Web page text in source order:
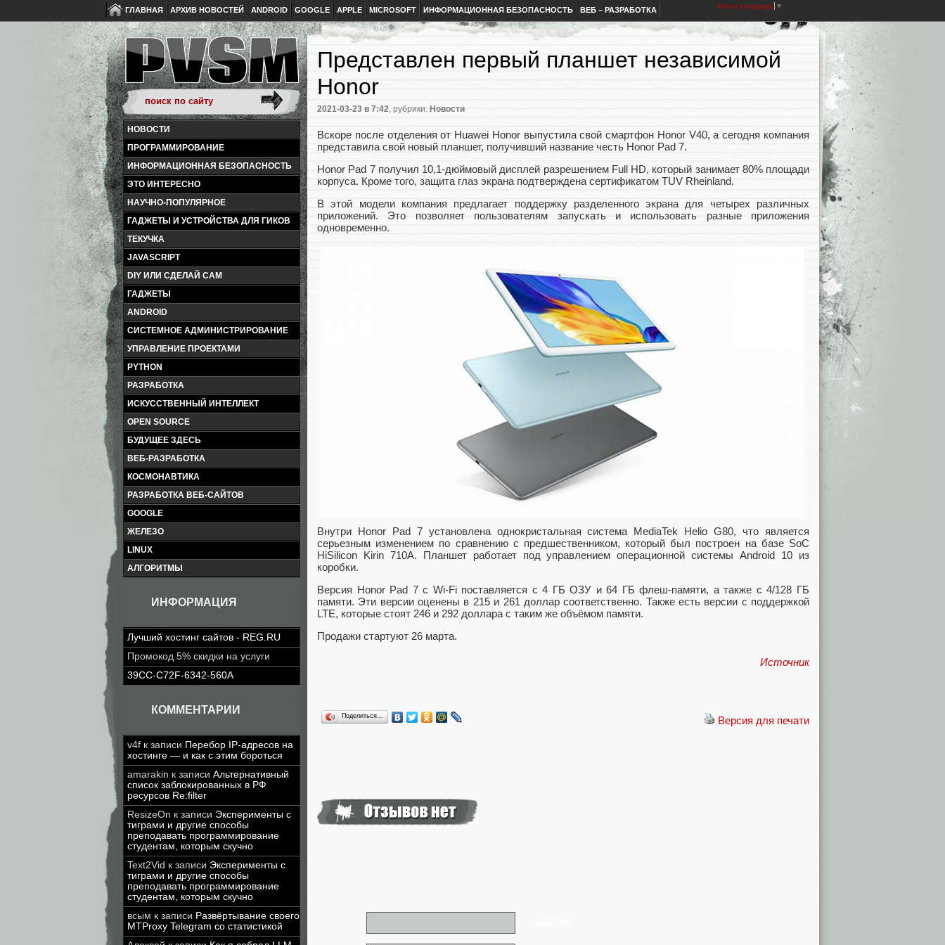
ГЛАВНАЯ АРХИВ НОВОСТЕЙ ANDROID GOOGLE APPLE MICROSOFT ИНФОРМАЦИОННАЯ БЕЗОПАСНОСТЬ ВЕБ – РАЗРАБОТКА Select Language ▼
НОВОСТИ
ПРОГРАММИРОВАНИЕ
ИНФОРМАЦИОННАЯ БЕЗОПАСНОСТЬ
ЭТО ИНТЕРЕСНО
НАУЧНО-ПОПУЛЯРНОЕ
ГАДЖЕТЫ И УСТРОЙСТВА ДЛЯ ГИКОВ
ТЕКУЧКА
JAVASCRIPT
DIY ИЛИ СДЕЛАЙ САМ
ГАДЖЕТЫ
ANDROID
СИСТЕМНОЕ АДМИНИСТРИРОВАНИЕ
УПРАВЛЕНИЕ ПРОЕКТАМИ
PYTHON
РАЗРАБОТКА
ИСКУССТВЕННЫЙ ИНТЕЛЛЕКТ
OPEN SOURCE
БУДУЩЕЕ ЗДЕСЬ
ВЕБ-РАЗРАБОТКА
КОСМОНАВТИКА
РАЗРАБОТКА ВЕБ-САЙТОВ
GOOGLE
ЖЕЛЕЗО
LINUX
АЛГОРИТМЫ
ИНФОРМАЦИЯ
Лучший хостинг сайтов - REG.RU
Промокод 5% скидки на услуги
39CC-C72F-6342-560A
КОММЕНТАРИИ
v4f к записи Перебор IP-адресов на
хостинге — и как с этим бороться
amarakin к записи Альтернативный
список заблокированных в РФ
ресурсов Re:filter
ResizeOn к записи Эксперименты с
тиграми и другие способы
преподавать программирование
студентам, которым скучно
Text2Vid к записи Эксперименты с
тиграми и другие способы
преподавать программирование
студентам, которым скучно
всым к записи Развёртывание своего
MTProxy Telegram со статистикой
Представлен первый планшет независимой
Honor
2021-03-23 в 7:42, рубрики: Новости
Вскоре после отделения от Huawei Honor выпустила свой смартфон Honor V40, а сегодня компания
представила свой новый планшет, получивший название честь Honor Pad 7.
Honor Pad 7 получил 10,1-дюймовый дисплей разрешением Full HD, который занимает 80% площади
корпуса. Кроме того, защита глаз экрана подтверждена сертификатом TUV Rheinland.
В этой модели компания предлагает поддержку разделенного экрана для четырех различных
приложений. Это позволяет пользователям запускать и использовать разные приложения
одновременно.
Внутри Honor Pad 7 установлена однокристальная система MediaTek Helio G80, что является
серьезным изменением по сравнению с предшественником, который был построен на базе SoC
HiSilicon Kirin 710A. Планшет работает под управлением операционной системы Android 10 из
коробки.
Версия Honor Pad 7 с Wi-Fi поставляется с 4 ГБ ОЗУ и 64 ГБ флеш-памяти, а также с 4/128 ГБ
памяти. Эти версии оценены в 215 и 261 доллар соответственно. Также есть версии с поддержкой
LTE, которые стоят 246 и 292 доллара с таким же объёмом памяти.
Продажи стартуют 26 марта.
Источник
Версия для печати
Поделиться…